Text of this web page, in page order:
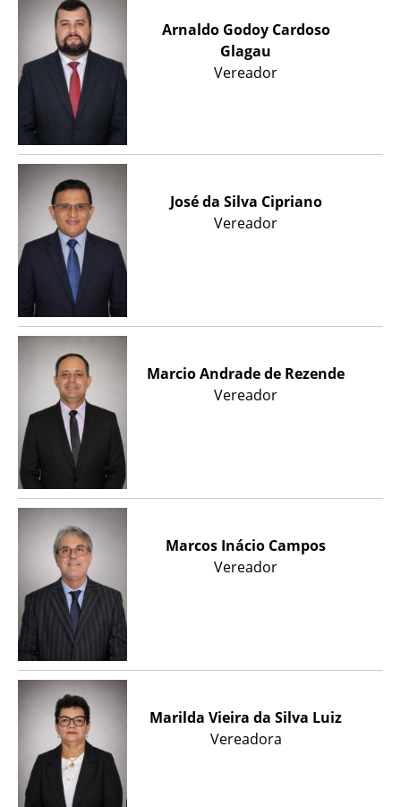
Arnaldo Godoy Cardoso
Glagau
Vereador
José da Silva Cipriano
Vereador
Marcio Andrade de Rezende
Vereador
Marcos Inácio Campos
Vereador
Marilda Vieira da Silva Luiz
Vereadora